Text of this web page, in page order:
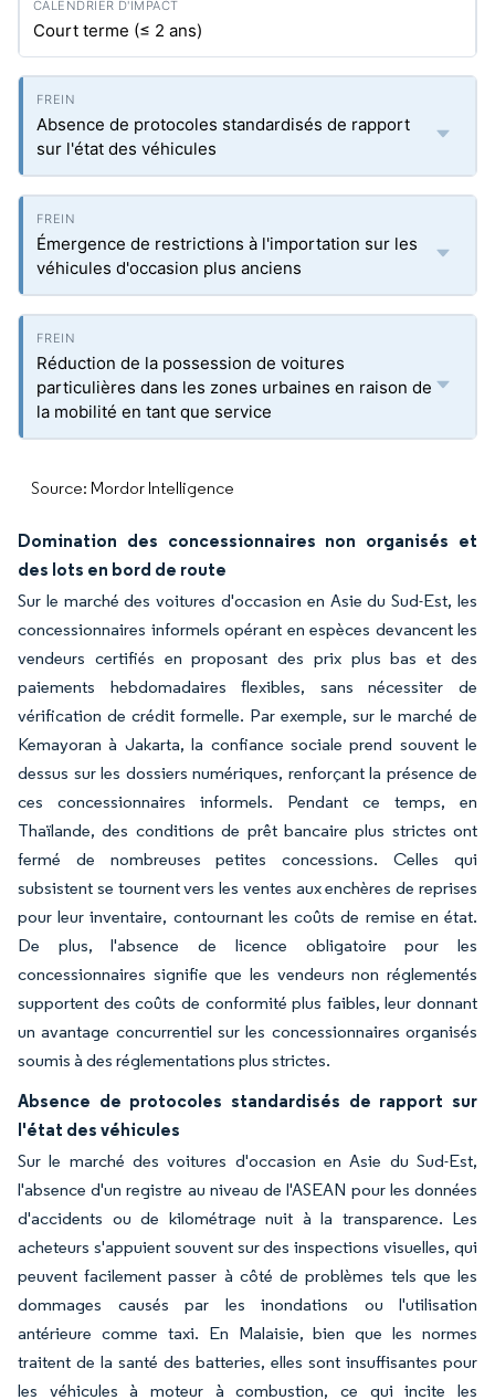
Court terme (≤ 2 ans)
Absence de protocoles standardisés de rapport
sur l'état des véhicules
Émergence de restrictions à l'importation sur les
véhicules d'occasion plus anciens
Réduction de la possession de voitures
particulières dans les zones urbaines en raison de
la mobilité en tant que service
Source: Mordor Intelligence
Domination des concessionnaires non organisés et
des lots en bord de route
Sur le marché des voitures d'occasion en Asie du Sud-Est, les
concessionnaires informels opérant en espèces devancent les
vendeurs certifiés en proposant des prix plus bas et des
paiements hebdomadaires flexibles, sans nécessiter de
vérification de crédit formelle. Par exemple, sur le marché de
Kemayoran à Jakarta, la confiance sociale prend souvent le
dessus sur les dossiers numériques, renforçant la présence de
ces concessionnaires informels. Pendant ce temps, en
Thaïlande, des conditions de prêt bancaire plus strictes ont
fermé de nombreuses petites concessions. Celles qui
subsistent se tournent vers les ventes aux enchères de reprises
pour leur inventaire, contournant les coûts de remise en état.
De plus, l'absence de licence obligatoire pour les
concessionnaires signifie que les vendeurs non réglementés
supportent des coûts de conformité plus faibles, leur donnant
un avantage concurrentiel sur les concessionnaires organisés
soumis à des réglementations plus strictes.
Absence de protocoles standardisés de rapport sur
l'état des véhicules
Sur le marché des voitures d'occasion en Asie du Sud-Est,
l'absence d'un registre au niveau de l'ASEAN pour les données
d'accidents ou de kilométrage nuit à la transparence. Les
acheteurs s'appuient souvent sur des inspections visuelles, qui
peuvent facilement passer à côté de problèmes tels que les
dommages causés par les inondations ou l'utilisation
antérieure comme taxi. En Malaisie, bien que les normes
traitent de la santé des batteries, elles sont insuffisantes pour
les véhicules à moteur à combustion, ce qui incite les